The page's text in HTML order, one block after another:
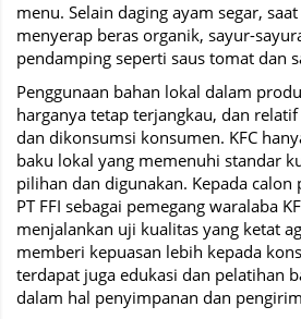
menu. Selain daging ayam segar,
menyerap beras organik, sayur-
pendamping seperti saus tomat dan
Penggunaan bahan lokal dalam
harganya tetap terjangkau, dan
dan dikonsumsi konsumen. KFC
baku lokal yang memenuhi standar
pilihan dan digunakan. Kepada calon
PT FFI sebagai pemegang waralaba
menjalankan uji kualitas yang ketat
memberi kepuasan lebih kepada
terdapat juga edukasi dan pelatihan
dalam hal penyimpanan dan